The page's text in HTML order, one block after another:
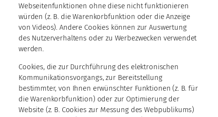
Webseitenfunktionen ohne diese nicht funktionieren
würden (z. B. die Warenkorbfunktion oder die Anzeige
von Videos). Andere Cookies können zur Auswertung
des Nutzerverhaltens oder zu Werbezwecken verwendet
werden.
Cookies, die zur Durchführung des elektronischen
Kommunikationsvorgangs, zur Bereitstellung
bestimmter, von Ihnen erwünschter Funktionen (z. B. für
die Warenkorbfunktion) oder zur Optimierung der
Website (z. B. Cookies zur Messung des Webpublikums)